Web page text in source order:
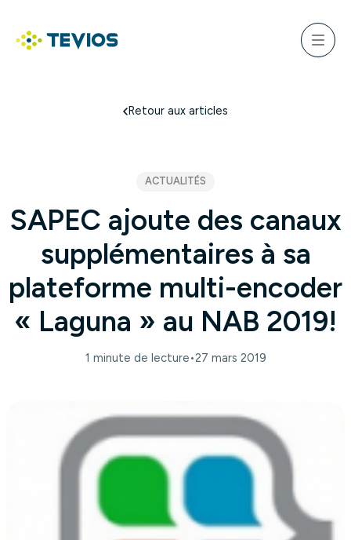
contenu
Menu
SAPEC ajoute des canaux
supplémentaires à sa
plateforme multi-encoder
« Laguna » au NAB 2019!
Retour aux articles
ACTUALITÉS
1 minute de lecture•27 mars 2019